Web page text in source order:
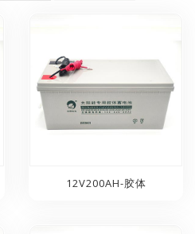
12V200AH-胶体